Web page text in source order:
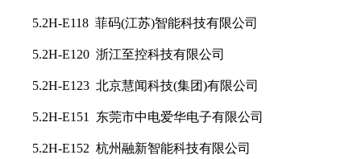
5.2H-E118 菲码(江苏)智能科技有限公司
5.2H-E120 浙江至控科技有限公司
5.2H-E123 北京慧闻科技(集团)有限公司
5.2H-E151 东莞市中电爱华电子有限公司
5.2H-E152 杭州融新智能科技有限公司